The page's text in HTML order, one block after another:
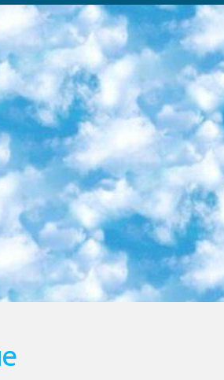
признанный сертификат эквивалентного уровня студенты, изучающие определенный предмет, освобождаются от экзамена; по соответствующим предметам запланирована итоговая государственная аттестация за день до дня, путем жеребьевки Рабочей группой (в письменной форме по предметам, проводимым в форме) из числа сформированных вариантов выбрано 2 варианта; 2 выбранных варианта экзамена анонсированы на официальном сайте министерства и все выпускники по всей стране на основе этих вариантов проводит итоговую государственную аттестацию. 6. Государственное образование учащихся средних общеобразовательных учреждений. знания в соответствии с квалификационными требованиями, которые необходимо приобрести на основании стандартов итоговый (выпускной) контроль для 9 и 11 классов в целях тестирования Экзамены (далее – экзамены) состоят из предметов, перечисленных в приложении 1. будет сделано. 7. Экзамены пройдут с 26 мая по 15 июня 2024 г. (кроме науки физического воспитания). 8. Физическая для учащихся 9 классов общесредних образовательных учреждений. Экзамены по предмету «Образование, квалификация медицина» 1-6 мая 2024 года. сотрудники перевести под присмотр (с отклонениями в физическом или умственном развитии) специализированная школа для детей, школы-интернаты и со сколиозом школы-интернаты санаторного типа для больных детей исключены). 9. Он был слепым, слабовидящим и имел нарушения опорно-двигательного аппарата. экзамены в специализированных школах и интернатах для детей должны проводиться исходя из требований, предъявляемых к общеобразовательным учреждениям (физкультура кроме науки). 10. Специализированная школа для глухих и слабослышащих детей. и экзамены в интернатах и быть реализован в виде письменного теста по математике. 11. Специальность для умственно отсталых детей. Для 9 класса Родной язык и литературное письмо Государственный язык (язык обучения – узбекский). для неклассов) написано Математическое письмо Письменная/устная история Узбекистана Физическое воспитание практично Итоговый контроль Для 11 класса Написание родного языка и литературы (эссе) Математическое письмо Узбекский язык (обучение на узбекском языке) не посещающее общее среднее образование для учреждений)/Образовательное учреждение выбор письменный и устный Иностранный язык письменный/устный Письменная/устная история Узбекистана *По выбору студента:  Химия  Физика  Основы государственного права  География 10 бесплатных образовательных ресурсов - Мы составили подборку онлайн-проектов с интерактивными упражнениями, видеолекциями и статьями. Они помогут вам обрести новые и освежить старые знания бесплатно. 1. «ИНТУИТ» Старейшая образовательная площадка Рунета. Здесь вы найдёте сотни текстовых и видеокурсов на десятки различных тем — от программирования до